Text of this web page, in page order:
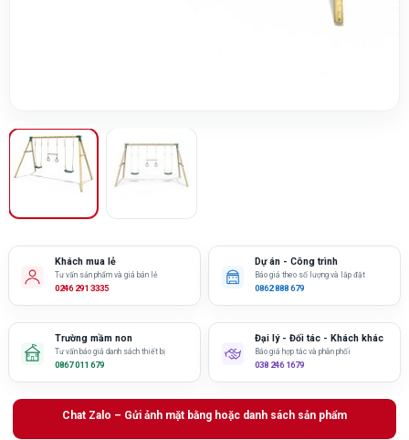
Khách mua lẻ
Tư vấn sản phẩm và giá bán lẻ
0246 291 3335
Dự án - Công trình
Báo giá theo số lượng và lắp đặt
0862 888 679
Trường mầm non
Tư vấn báo giá danh sách thiết bị
0867 011 679
Đại lý - Đối tác - Khách khác
Báo giá hợp tác và phân phối
038 246 1679
Chat Zalo – Gửi ảnh mặt bằng hoặc danh sách sản phẩm